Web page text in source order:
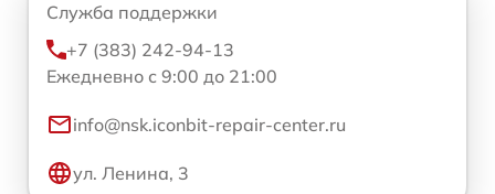
Служба поддержки
+7 (383) 242-94-13
Ежедневно с 9:00 до 21:00
info@nsk.iconbit-repair-center.ru
ул. Ленина, 3